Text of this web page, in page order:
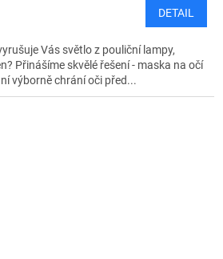
DETAIL
Vás světlo z pouliční lampy,
Přinášíme skvělé řešení - maska na očí
výborně chrání oči před...